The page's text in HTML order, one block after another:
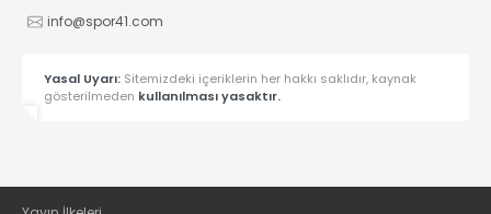
info@spor41.com
Yasal Uyarı: Sitemizdeki içeriklerin her hakkı saklıdır, kaynak
gösterilmeden kullanılması yasaktır.